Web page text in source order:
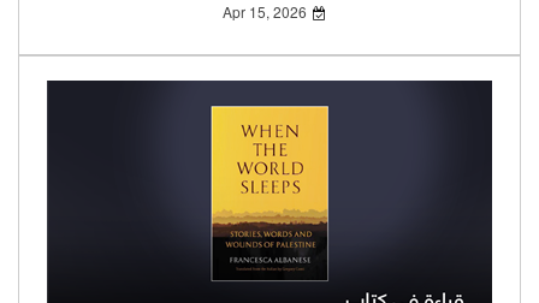
Apr 15, 2026